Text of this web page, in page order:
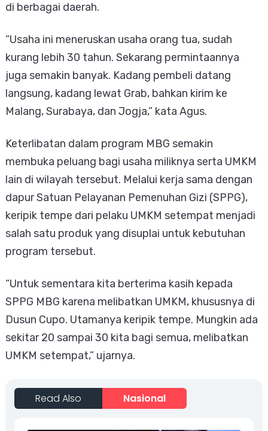
di berbagai daerah.
“Usaha ini meneruskan usaha orang tua, sudah
kurang lebih 30 tahun. Sekarang permintaannya
juga semakin banyak. Kadang pembeli datang
langsung, kadang lewat Grab, bahkan kirim ke
Malang, Surabaya, dan Jogja,” kata Agus.
Keterlibatan dalam program MBG semakin
membuka peluang bagi usaha miliknya serta UMKM
lain di wilayah tersebut. Melalui kerja sama dengan
dapur Satuan Pelayanan Pemenuhan Gizi (SPPG),
keripik tempe dari pelaku UMKM setempat menjadi
salah satu produk yang disuplai untuk kebutuhan
program tersebut.
“Untuk sementara kita berterima kasih kepada
SPPG MBG karena melibatkan UMKM, khususnya di
Dusun Cupo. Utamanya keripik tempe. Mungkin ada
sekitar 20 sampai 30 kita bagi semua, melibatkan
UMKM setempat,” ujarnya.
Read Also Nasional